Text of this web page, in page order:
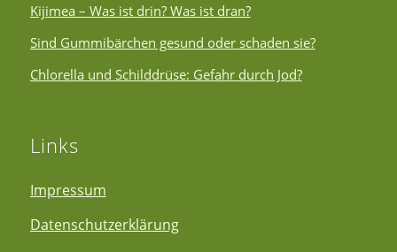
Kijimea – Was ist drin? Was ist dran?
Sind Gummibärchen gesund oder schaden sie?
Chlorella und Schilddrüse: Gefahr durch Jod?
Links
Impressum
Datenschutzerklärung